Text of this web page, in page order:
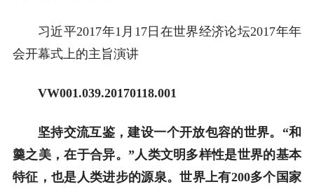
习近平2017年1月17日在世界经济论坛2017年年
会开幕式上的主旨演讲
VW001.039.20170118.001
坚持交流互鉴，建设一个开放包容的世界。“和
羹之美，在于合异。”人类文明多样性是世界的基本
特征，也是人类进步的源泉。世界上有200多个国家